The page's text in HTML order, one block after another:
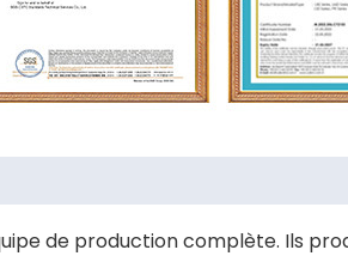
de production complète. Ils